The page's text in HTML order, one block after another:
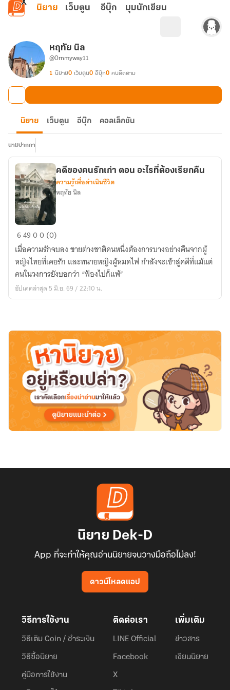
ข้ามไปยังเนื้อหาหลัก
นิยาย เว็บตูน อีบุ๊ก มุมนักเขียน
หฤทัย นิล
@Ornmyway11
1 นิยาย0 เว็บตูน0 อีบุ๊ก0 คนติดตาม
นิยาย เว็บตูน อีบุ๊ก คอลเล็กชัน
นามปากกา
คดี
ของ
คน
รัก
เก่า
ตอน
ต้อง
เรียก
คืน
คดีของคนรักเก่า ตอน อะไรที่ต้องเรียกคืน
ความรู้เพื่อดำเนินชีวิต
หฤทัย นิล
64900 (0)
เมื่อความรักจบลง ชายต่างชาติคนหนึ่งต้องการบางอย่างคืนจากผู้
หญิงไทยที่เคยรัก และทนายหญิงผู้หมดไฟ กำลังจะเข้าสู่คดีที่แม้แต่
คนในวงการยังบอกว่า “ฟ้องไปก็แพ้”
อัปเดตล่าสุด 5 มิ.ย. 69 / 22:10 น.
นิยาย Dek-D
App ที่จะทำให้คุณอ่านนิยายจนวางมือถือไม่ลง!
ดาวน์โหลดแอป
วิธีการใช้งาน
วิธีเติม Coin / ชำระเงิน
วิธีซื้อนิยาย
คู่มือการใช้งาน
ติดต่อเรา
LINE Official
Facebook
X
เพิ่มเติม
ข่าวสาร
เขียนนิยาย